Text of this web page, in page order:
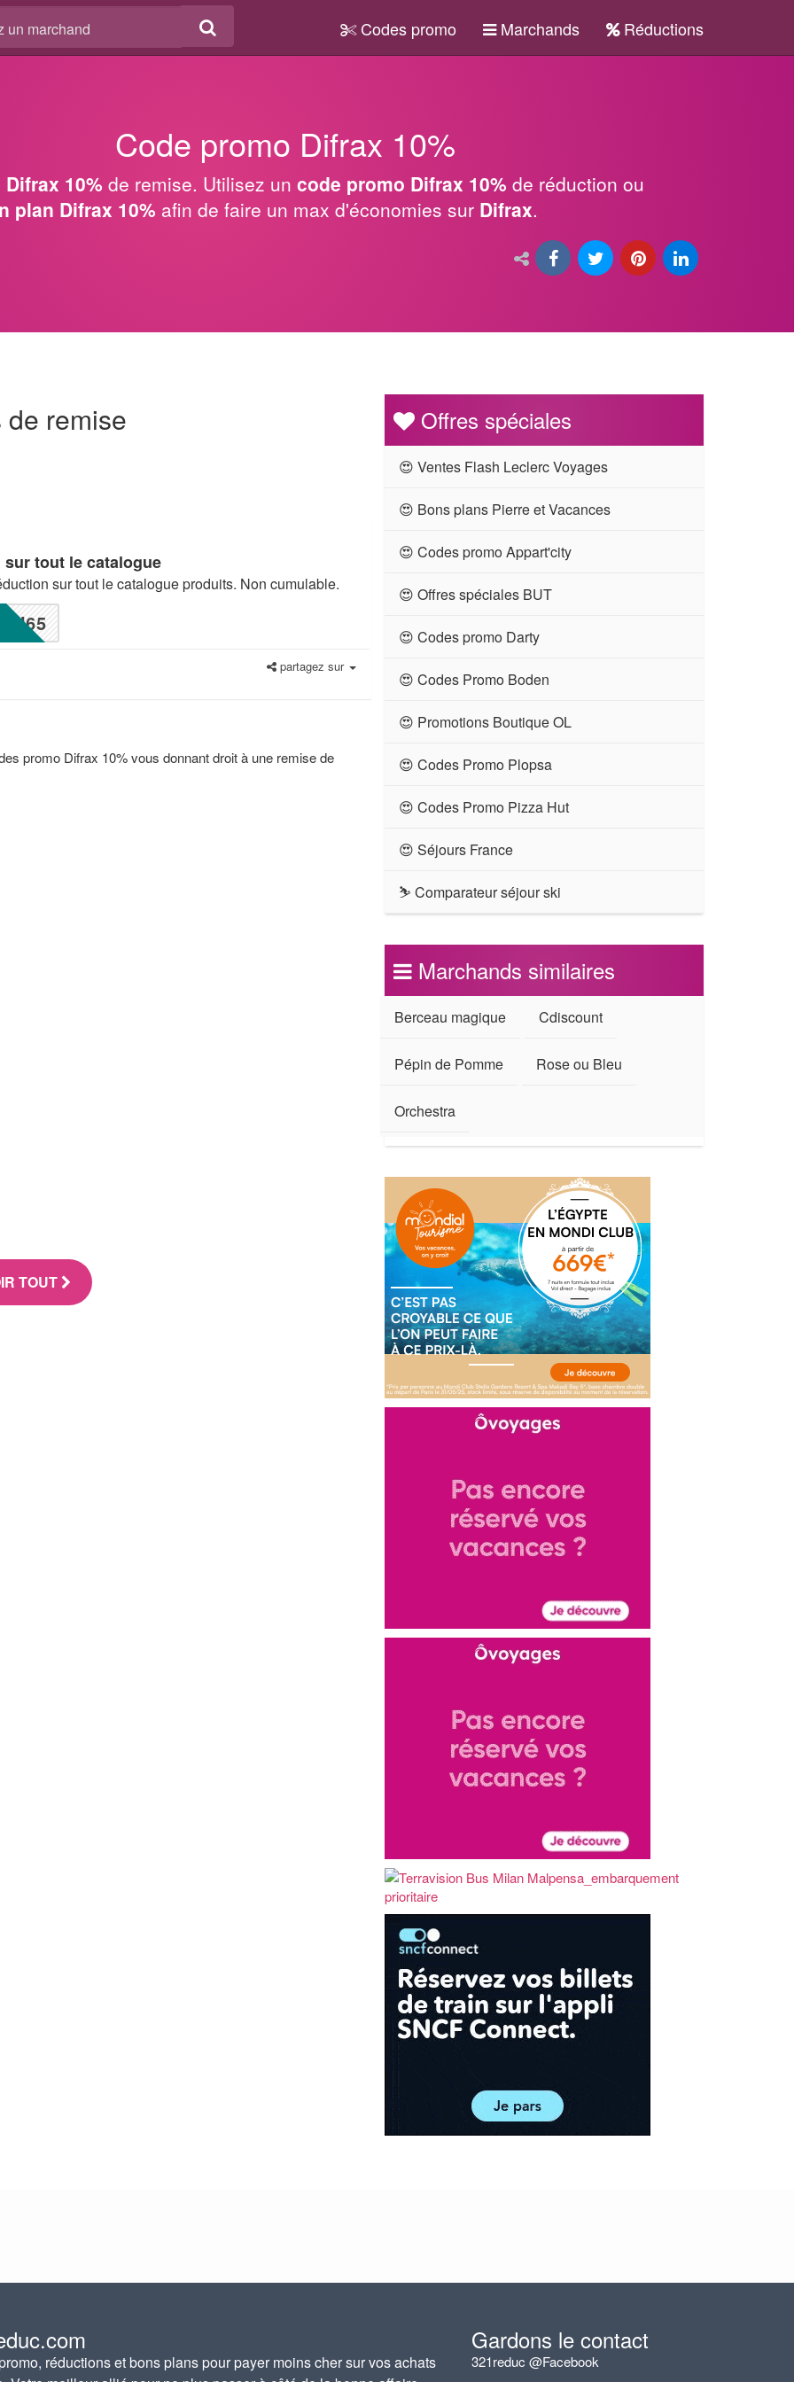
Codes promo Marchands Réductions
Code promo Difrax 10%
10% de remise. Utilisez un code promo Difrax 10% de réduction ou
plan Difrax 10% afin de faire un max d'économies sur Difrax.
remise
sur tout le catalogue
sur tout le catalogue produits. Non cumulable.
N65
partagez sur
promo Difrax 10% vous donnant droit à une remise de
TOUT
Offres spéciales
😍 Ventes Flash Leclerc Voyages
😍 Bons plans Pierre et Vacances
😍 Codes promo Appart'city
😍 Offres spéciales BUT
😍 Codes promo Darty
😍 Codes Promo Boden
😍 Promotions Boutique OL
😍 Codes Promo Plopsa
😍 Codes Promo Pizza Hut
😍 Séjours France
⛷ Comparateur séjour ski
Marchands similaires
Berceau magique Cdiscount
Pépin de Pomme Rose ou Bleu
Orchestra
réductions et bons plans pour payer moins cher sur vos achats
Gardons le contact
321reduc @Facebook